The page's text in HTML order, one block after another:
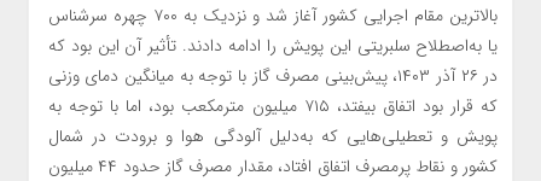
بالاترین مقام اجرایی کشور آغاز شد و نزدیک به ۷۰۰ چهره سرشناس
یا به‌اصطلاح سلبریتی این پویش را ادامه دادند. تأثیر آن این بود که
در ۲۶ آذر ۱۴۰۳، پیش‌بینی مصرف گاز با توجه به میانگین دمای وزنی
که قرار بود اتفاق بیفتد، ۷۱۵ میلیون مترمکعب بود، اما با توجه به
پویش و تعطیلی‌هایی که به‌دلیل آلودگی هوا و برودت در شمال
کشور و نقاط پرمصرف اتفاق افتاد، مقدار مصرف گاز حدود ۴۴ میلیون